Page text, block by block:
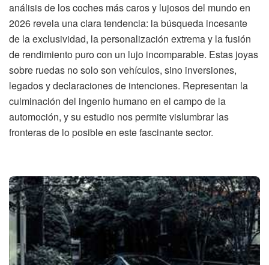
análisis de los coches más caros y lujosos del mundo en
2026 revela una clara tendencia: la búsqueda incesante
de la exclusividad, la personalización extrema y la fusión
de rendimiento puro con un lujo incomparable. Estas joyas
sobre ruedas no solo son vehículos, sino inversiones,
legados y declaraciones de intenciones. Representan la
culminación del ingenio humano en el campo de la
automoción, y su estudio nos permite vislumbrar las
fronteras de lo posible en este fascinante sector.